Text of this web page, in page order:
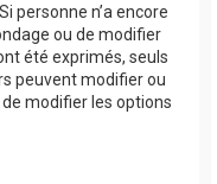
personne n’a encore
ou de modifier
été exprimés, seuls
peuvent modifier ou
modifier les options